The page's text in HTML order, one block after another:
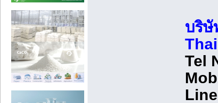
บริษั
Tel